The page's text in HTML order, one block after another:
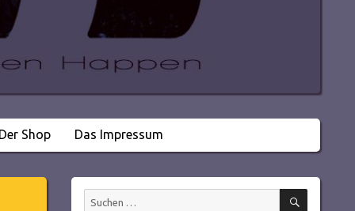
Der Shop Das Impressum
Suchen
SUCHEN